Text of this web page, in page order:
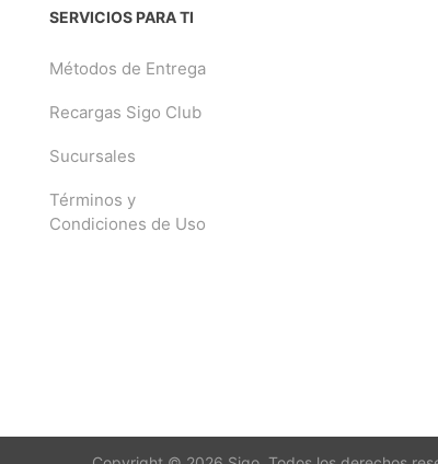
SERVICIOS PARA TI
Métodos de Entrega
Recargas Sigo Club
Sucursales
Términos y
Condiciones de Uso